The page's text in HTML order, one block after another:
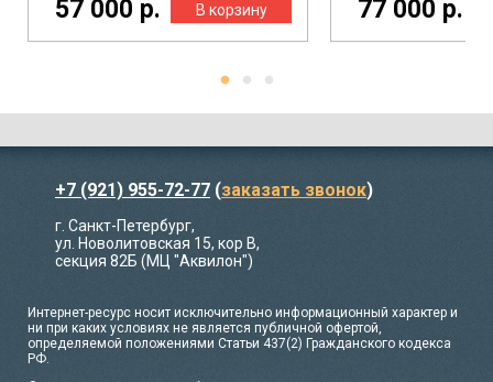
57 000 р. 77 000 р.
+7 (921) 955-72-77 (заказать звонок)
г. Санкт-Петербург,
ул. Новолитовская 15, кор В,
секция 82Б (МЦ "Аквилон")
Интернет-ресурс носит исключительно информационный характер и
ни при каких условиях не является публичной офертой,
определяемой положениями Статьи 437(2) Гражданского кодекса
РФ.